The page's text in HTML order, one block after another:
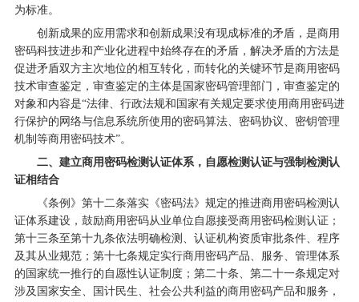
为标准。
创新成果的应用需求和创新成果没有现成标准的矛盾，是商用
密码科技进步和产业化进程中始终存在的矛盾，解决矛盾的方法是
促进矛盾双方主次地位的相互转化，而转化的关键环节是商用密码
技术审查鉴定，审查鉴定的主体是国家密码管理部门，审查鉴定的
对象和内容是“法律、行政法规和国家有关规定要求使用商用密码进
行保护的网络与信息系统所使用的密码算法、密码协议、密钥管理
机制等商用密码技术”。
二、建立商用密码检测认证体系，自愿检测认证与强制检测认
证相结合
《条例》第十二条落实《密码法》规定的推进商用密码检测认
证体系建设，鼓励商用密码从业单位自愿接受商用密码检测认证；
第十三条至第十九条依法明确检测、认证机构资质审批条件、程序
及其从业规范；第十七条规定实行商用密码产品、服务、管理体系
的国家统一推行的自愿性认证制度；第二十条、第二十一条规定对
涉及国家安全、国计民生、社会公共利益的商用密码产品和服务，